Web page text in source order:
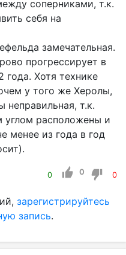
соперниками, т.к.
себя на
замечательная.
прогрессирует в
Хотя технике
у того же Херолы,
неправильная, т.к.
расположены и
менее из года в год
0 0 0
зарегистрируйтесь
запись.